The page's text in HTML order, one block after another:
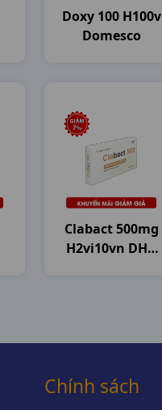
Doxy 100 H100v
Domesco
Clabact 500mg
H2vi10vn DHG
Chính sách